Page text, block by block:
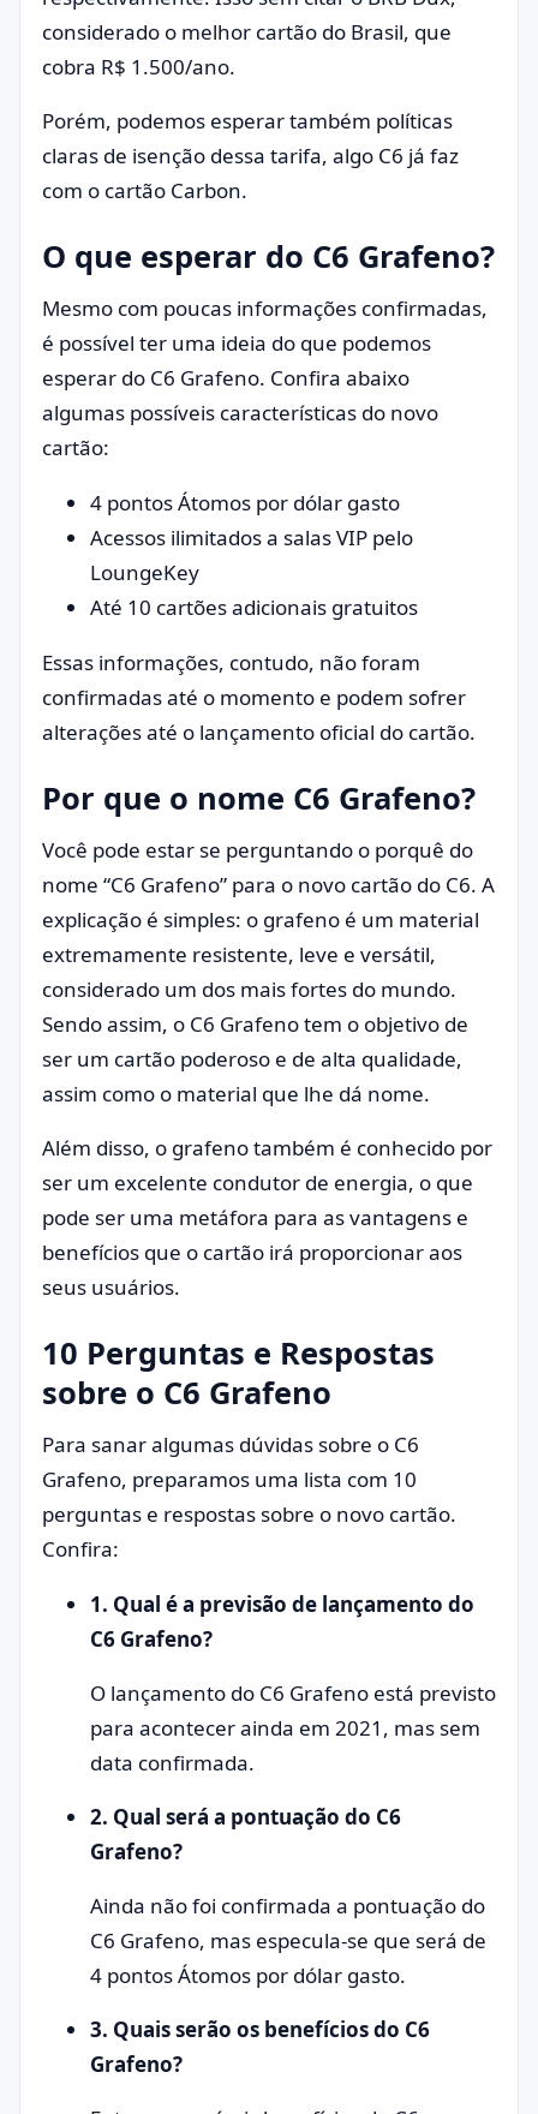
considerado o melhor cartão do Brasil, que
cobra R$ 1.500/ano.
Porém, podemos esperar também políticas
claras de isenção dessa tarifa, algo C6 já faz
com o cartão Carbon.
O que esperar do C6 Grafeno?
Mesmo com poucas informações confirmadas,
é possível ter uma ideia do que podemos
esperar do C6 Grafeno. Confira abaixo
algumas possíveis características do novo
cartão:
4 pontos Átomos por dólar gasto
Acessos ilimitados a salas VIP pelo
LoungeKey
Até 10 cartões adicionais gratuitos
Essas informações, contudo, não foram
confirmadas até o momento e podem sofrer
alterações até o lançamento oficial do cartão.
Por que o nome C6 Grafeno?
Você pode estar se perguntando o porquê do
nome “C6 Grafeno” para o novo cartão do C6. A
explicação é simples: o grafeno é um material
extremamente resistente, leve e versátil,
considerado um dos mais fortes do mundo.
Sendo assim, o C6 Grafeno tem o objetivo de
ser um cartão poderoso e de alta qualidade,
assim como o material que lhe dá nome.
Além disso, o grafeno também é conhecido por
ser um excelente condutor de energia, o que
pode ser uma metáfora para as vantagens e
benefícios que o cartão irá proporcionar aos
seus usuários.
10 Perguntas e Respostas
sobre o C6 Grafeno
Para sanar algumas dúvidas sobre o C6
Grafeno, preparamos uma lista com 10
perguntas e respostas sobre o novo cartão.
Confira:
1. Qual é a previsão de lançamento do
C6 Grafeno?
O lançamento do C6 Grafeno está previsto
para acontecer ainda em 2021, mas sem
data confirmada.
2. Qual será a pontuação do C6
Grafeno?
Ainda não foi confirmada a pontuação do
C6 Grafeno, mas especula-se que será de
4 pontos Átomos por dólar gasto.
3. Quais serão os benefícios do C6
Grafeno?